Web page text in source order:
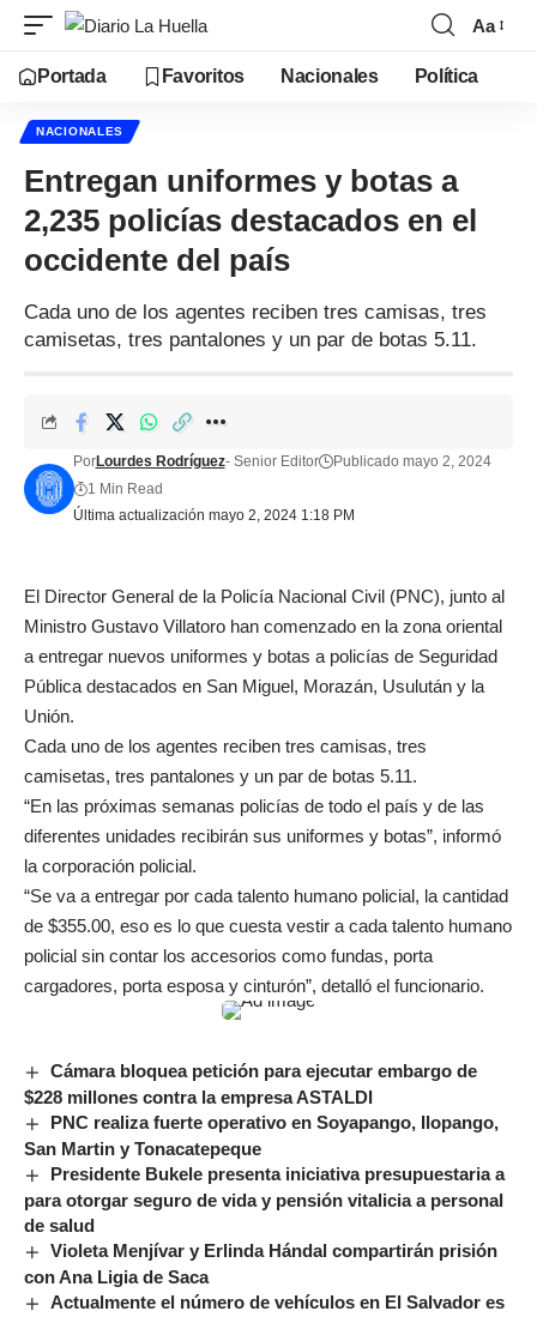
Aa
Portada Favoritos Nacionales Política
NACIONALES
Entregan uniformes y botas a
2,235 policías destacados en el
occidente del país
Cada uno de los agentes reciben tres camisas, tres
camisetas, tres pantalones y un par de botas 5.11.
Última actualización mayo 2, 2024 1:18 PM
PorLourdes Rodríguez- Senior Editor
Publicado mayo 2, 2024
1 Min Read
El Director General de la Policía Nacional Civil (PNC), junto al
Ministro Gustavo Villatoro han comenzado en la zona oriental
a entregar nuevos uniformes y botas a policías de Seguridad
Pública destacados en San Miguel, Morazán, Usulután y la
Unión.
Cada uno de los agentes reciben tres camisas, tres
camisetas, tres pantalones y un par de botas 5.11.
“En las próximas semanas policías de todo el país y de las
diferentes unidades recibirán sus uniformes y botas”, informó
la corporación policial.
“Se va a entregar por cada talento humano policial, la cantidad
de $355.00, eso es lo que cuesta vestir a cada talento humano
policial sin contar los accesorios como fundas, porta
cargadores, porta esposa y cinturón”, detalló el funcionario.
Cámara bloquea petición para ejecutar embargo de
$228 millones contra la empresa ASTALDI
PNC realiza fuerte operativo en Soyapango, Ilopango,
San Martin y Tonacatepeque
Presidente Bukele presenta iniciativa presupuestaria a
para otorgar seguro de vida y pensión vitalicia a personal
de salud
Violeta Menjívar y Erlinda Hándal compartirán prisión
con Ana Ligia de Saca
Actualmente el número de vehículos en El Salvador es